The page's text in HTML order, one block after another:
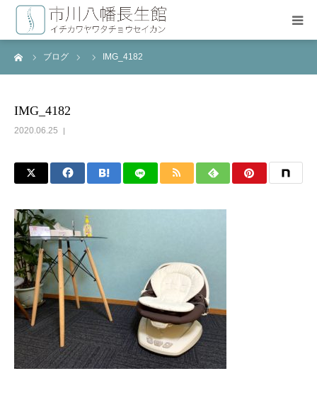
ブログ IMG_4182
IMG_4182
2020.06.25
HOME
治療スタッフ
よくある質問
お問い合わせ